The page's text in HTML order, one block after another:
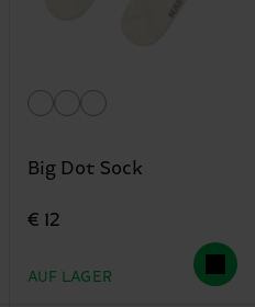
Big Dot Sock
€ 12
AUF LAGER